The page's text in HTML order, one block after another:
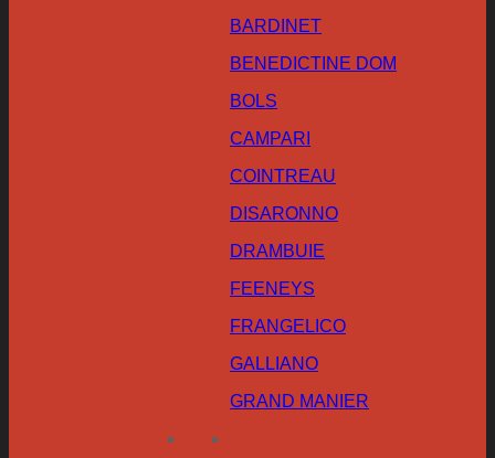
BARDINET
BENEDICTINE DOM
BOLS
CAMPARI
COINTREAU
DISARONNO
DRAMBUIE
FEENEYS
FRANGELICO
GALLIANO
GRAND MANIER